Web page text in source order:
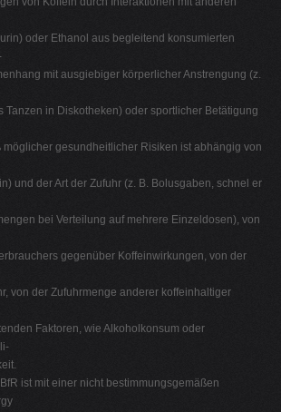
oder Ethanol aus begleitend konsumierten
mit ausgiebiger körperlicher Anstrengung (z.
Tanzen in Diskotheken) oder sportlicher Betätigung
möglicher gesundheitlicher Risiken ist abhängig von
und der Art der Zufuhr (z. B. Bolusgaben, schnel er
bei Verteilung auf mehrere Einzeldosen), von
gegenüber Koffeinwirkungen, von der
von der Zufuhrmenge anderer koffeinhaltiger
Faktoren, wie Alkoholkonsum oder
ist mit einer nicht bestimmungsgemäßen